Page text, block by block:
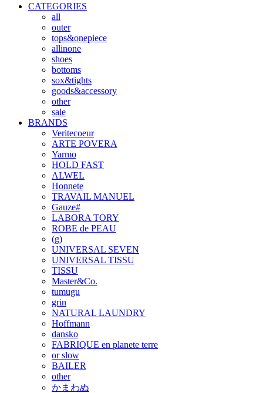
CATEGORIES
all
outer
tops&onepiece
allinone
shoes
bottoms
sox&tights
goods&accessory
other
sale
BRANDS
Veritecoeur
ARTE POVERA
Yarmo
HOLD FAST
ALWEL
Honnete
TRAVAIL MANUEL
Gauze#
LABORA TORY
ROBE de PEAU
(g)
UNIVERSAL SEVEN
UNIVERSAL TISSU
TISSU
Master&Co.
tumugu
grin
NATURAL LAUNDRY
Hoffmann
dansko
FABRIQUE en planete terre
or slow
BAILER
other
かまわぬ